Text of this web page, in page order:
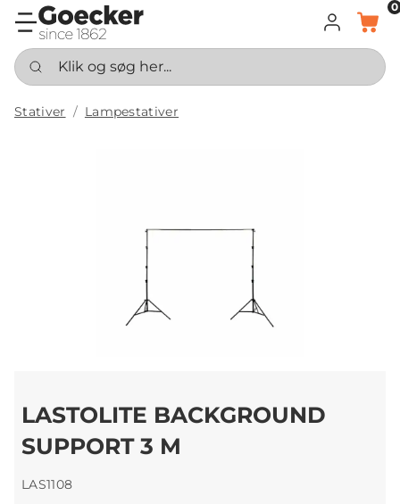
LOG INDKURV
0
Klik og søg her...
Stativer Lampestativer
LASTOLITE BACKGROUND
SUPPORT 3 M
LAS1108